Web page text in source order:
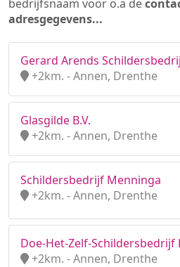
bedrijfsnaam voor o.a de
adresgegevens...
Gerard Arends
+2km. - Annen, Drenthe
Glasgilde B.V.
+2km. - Annen, Drenthe
Schildersbedrijf Menninga
+2km. - Annen, Drenthe
Doe-Het-Zelf-Schildersbedrijf
+2km. - Annen, Drenthe